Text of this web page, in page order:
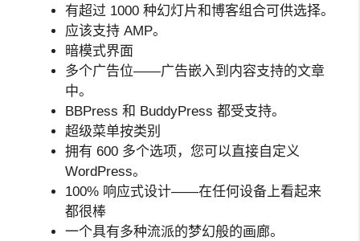
有超过 1000 种幻灯片和博客组合可供选择。
应该支持 AMP。
暗模式界面
多个广告位——广告嵌入到内容支持的文章
中。
BBPress 和 BuddyPress 都受支持。
超级菜单按类别
拥有 600 多个选项，您可以直接自定义
WordPress。
100% 响应式设计——在任何设备上看起来
都很棒
一个具有多种流派的梦幻般的画廊。